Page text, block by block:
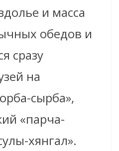
и масса
обедов и
сразу
на
сырба»,
«парча-
хянгал».